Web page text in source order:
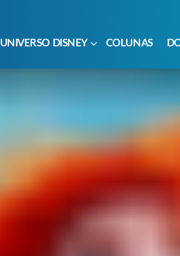
UNIVERSO DISNEY COLUNAS